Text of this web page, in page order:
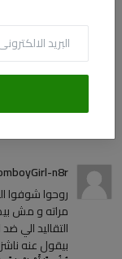
أضف تعليقا
n8r
روحوا شوفوا